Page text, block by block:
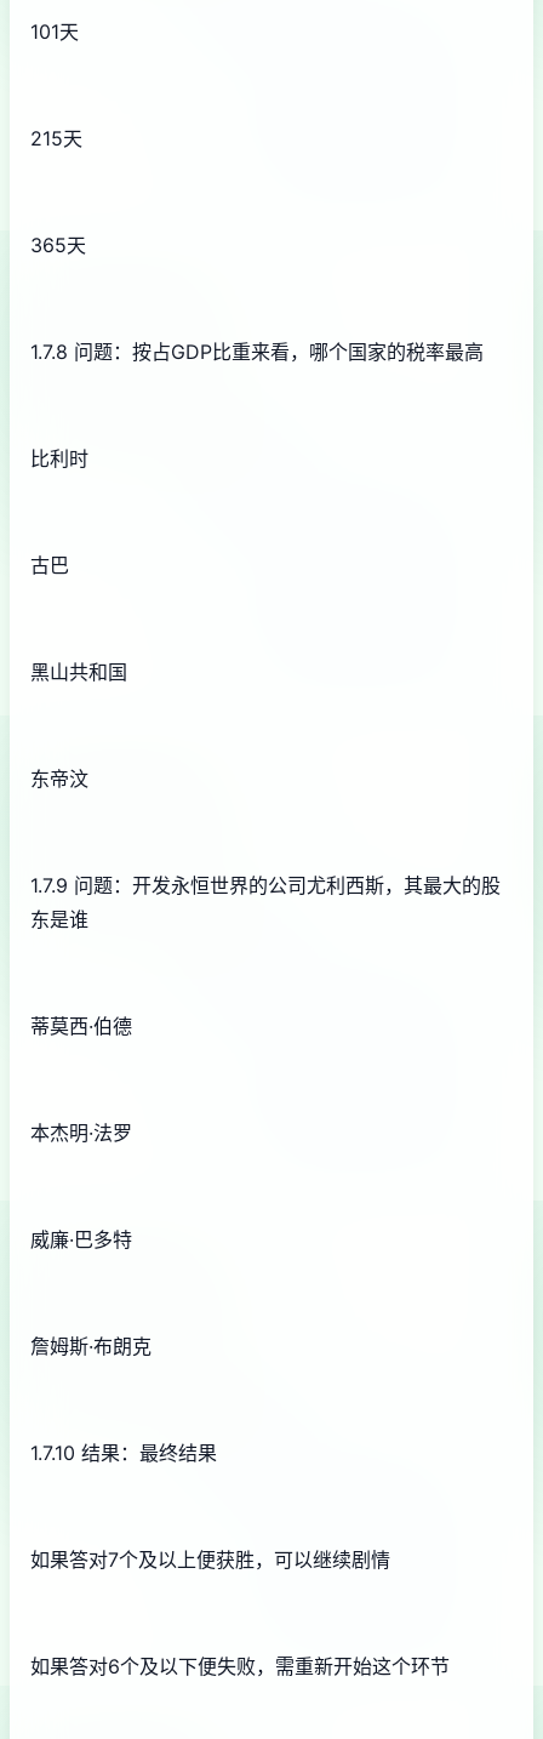
101天
215天
365天
1.7.8 问题：按占GDP比重来看，哪个国家的税率最高
比利时
古巴
黑山共和国
东帝汶
1.7.9 问题：开发永恒世界的公司尤利西斯，其最大的股
东是谁
蒂莫西·伯德
本杰明·法罗
威廉·巴多特
詹姆斯·布朗克
1.7.10 结果：最终结果
如果答对7个及以上便获胜，可以继续剧情
如果答对6个及以下便失败，需重新开始这个环节